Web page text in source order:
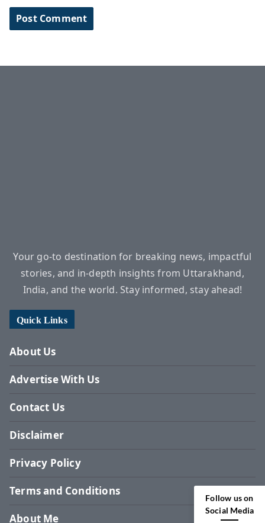
Your go-to destination for breaking news, impactful
stories, and in-depth insights from Uttarakhand,
India, and the world. Stay informed, stay ahead!
Quick Links
About Us
Advertise With Us
Contact Us
Disclaimer
Privacy Policy
Terms and Conditions
About Me
Follow us on
Social Media